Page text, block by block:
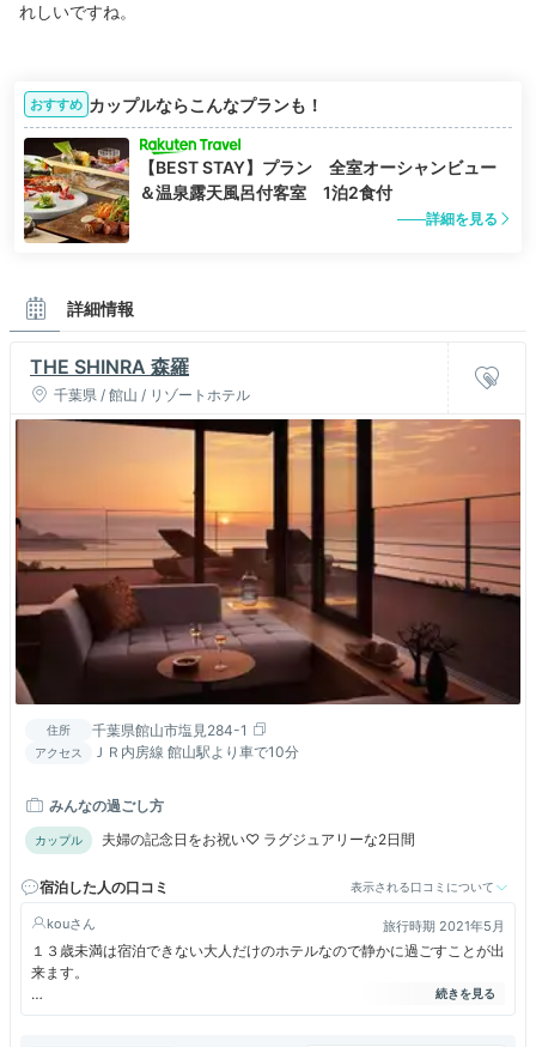
れしいですね。
おすすめ カップルならこんなプランも！
【BEST STAY】プラン 全室オーシャンビュー
＆温泉露天風呂付客室 1泊2食付
詳細を見る
詳細情報
THE SHINRA 森羅
千葉県 / 館山 / リゾートホテル
住所 千葉県館山市塩見284-1
アクセス ＪＲ内房線 館山駅より車で10分
みんなの過ごし方
カップル 夫婦の記念日をお祝い♡ ラグジュアリーな2日間
宿泊した人の口コミ 表示される口コミについて
kou 旅行時期 2021年5月
１３歳未満は宿泊できない大人だけのホテルなので静かに過ごすことが出
来ます。
プレステージ棟とクラシック棟がありますが今回は比較的リーズナブル